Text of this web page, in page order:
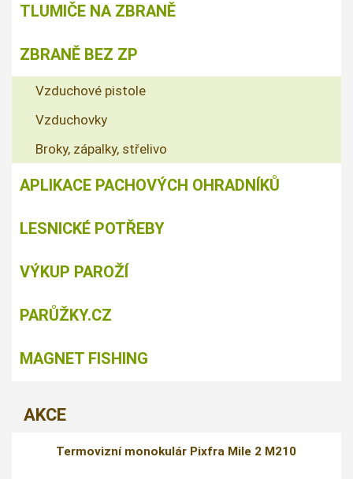
TLUMIČE NA ZBRANĚ
ZBRANĚ BEZ ZP
Vzduchové pistole
Vzduchovky
Broky, zápalky, střelivo
APLIKACE PACHOVÝCH OHRADNÍKŮ
LESNICKÉ POTŘEBY
VÝKUP PAROŽÍ
PARŮŽKY.CZ
MAGNET FISHING
AKCE
Termovizní monokulár Pixfra Mile 2 M210